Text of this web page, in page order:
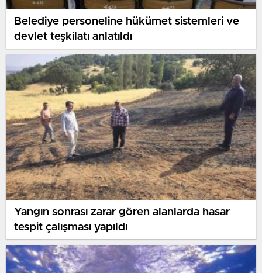
FK Humenne
18:00
MFK Lokomotiva Zvolen
BUGÜN
Belediye personeline hükümet sistemleri ve
devlet teşkilatı anlatıldı
Yangın sonrası zarar gören alanlarda hasar
tespit çalışması yapıldı